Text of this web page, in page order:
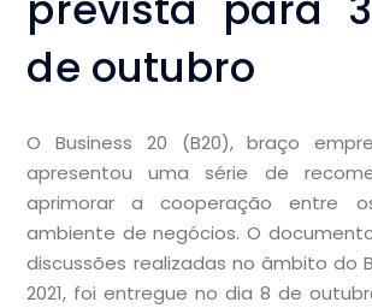
de outubro
O Business 20 (B20), braço
apresentou uma série de
aprimorar a cooperação entre
ambiente de negócios. O
discussões realizadas no âmbito do
2021, foi entregue no dia 8 de